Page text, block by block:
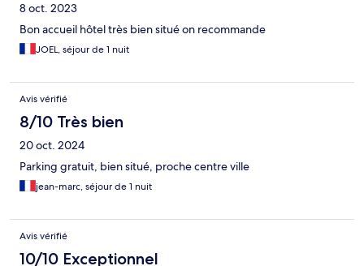
8 oct. 2023
Bon accueil hôtel très bien situé on recommande
JOEL, séjour de 1 nuit
Avis vérifié
8/10 Très bien
20 oct. 2024
Parking gratuit, bien situé, proche centre ville
jean-marc, séjour de 1 nuit
Avis vérifié
10/10 Exceptionnel